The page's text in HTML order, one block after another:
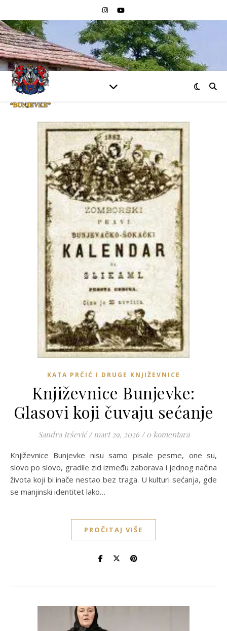
KATA PRČIĆ I DRUGE KNJIŽEVNICE
Književnice Bunjevke:
Glasovi koji čuvaju sećanje
Sandra Iršević / mart 29, 2026 / 0 komentara
Književnice Bunjevke nisu samo pisale pesme, one su,
slovo po slovo, gradile zid između zaborava i jednog načina
života koji bi inače nestao bez traga. U kulturi sećanja, gde
se manjinski identitet lako…
PROČITAJ VIŠE